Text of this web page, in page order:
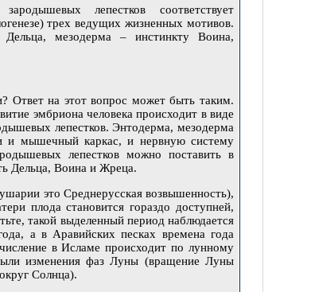
лепестков соответствует
трех ведущих жизненных мотивов.
Дельца, мезодерма – инстинкту Воина,
Ответ на этот вопрос может быть таким.
эмбриона человека происходит в виде
лепестков. Энтодерма, мезодерма
и мышечный каркас, и нервную систему
лепестков можно поставить в
Дельца, Воина и Жреца.
это Среднерусская возвышенность),
плода становится гораздо доступней,
такой выделенный период наблюдается
а в Аравийских песках времена года
в Исламе происходит по лунному
изменения фаз Луны (вращение Луны
Солнца).